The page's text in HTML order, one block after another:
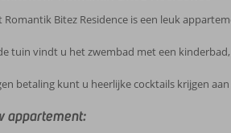
Romantik Bitez Residence is een leuk
tuin vindt u het zwembad met een
betaling kunt u heerlijke cocktails krijgen
appartement: